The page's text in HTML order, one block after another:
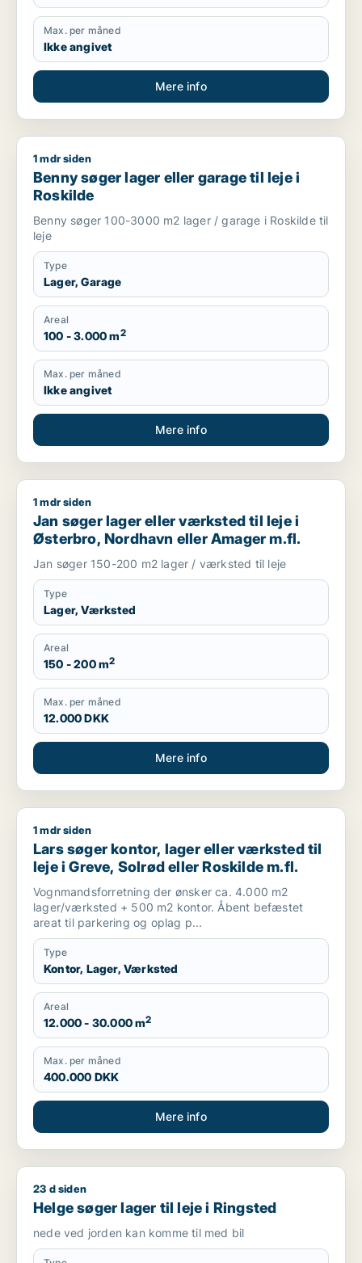
Max. per måned
Ikke angivet
Mere info
Benny søger lager eller garage til leje i Roskilde
1 mdr siden
Benny søger lager eller garage til leje i
Roskilde
Benny søger 100-3000 m2 lager / garage i Roskilde til
leje
Type
Lager, Garage
Areal
100 - 3.000 m2
Max. per måned
Ikke angivet
Mere info
Jan søger lager eller værksted til leje i Østerbro, Nordhavn
1 mdr siden
Jan søger lager eller værksted til leje i
Østerbro, Nordhavn eller Amager m.fl.
Jan søger 150-200 m2 lager / værksted til leje
Type
Lager, Værksted
Areal
150 - 200 m2
Max. per måned
12.000 DKK
Mere info
Lars søger kontor, lager eller værksted til leje i Greve,
1 mdr siden
Lars søger kontor, lager eller værksted til
leje i Greve, Solrød eller Roskilde m.fl.
Vognmandsforretning der ønsker ca. 4.000 m2
lager/værksted + 500 m2 kontor. Åbent befæstet
areat til parkering og oplag p...
Type
Kontor, Lager, Værksted
Areal
12.000 - 30.000 m2
Max. per måned
400.000 DKK
Mere info
Helge søger lager til leje i Ringsted
23 d siden
Helge søger lager til leje i Ringsted
nede ved jorden kan komme til med bil